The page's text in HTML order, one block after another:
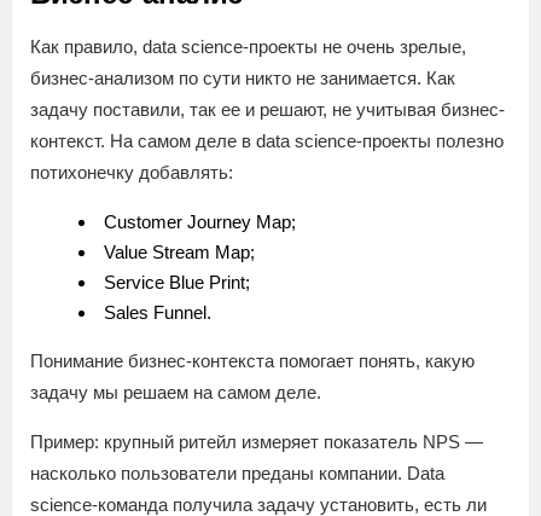
Как правило, data science-проекты не очень зрелые,
бизнес-анализом по сути никто не занимается. Как
задачу поставили, так ее и решают, не учитывая бизнес-
контекст. На самом деле в data science-проекты полезно
потихонечку добавлять:
Customer Journey Map;
Value Stream Map;
Service Blue Print;
Sales Funnel.
Понимание бизнес-контекста помогает понять, какую
задачу мы решаем на самом деле.
Пример: крупный ритейл измеряет показатель NPS —
насколько пользователи преданы компании. Data
science-команда получила задачу установить, есть ли